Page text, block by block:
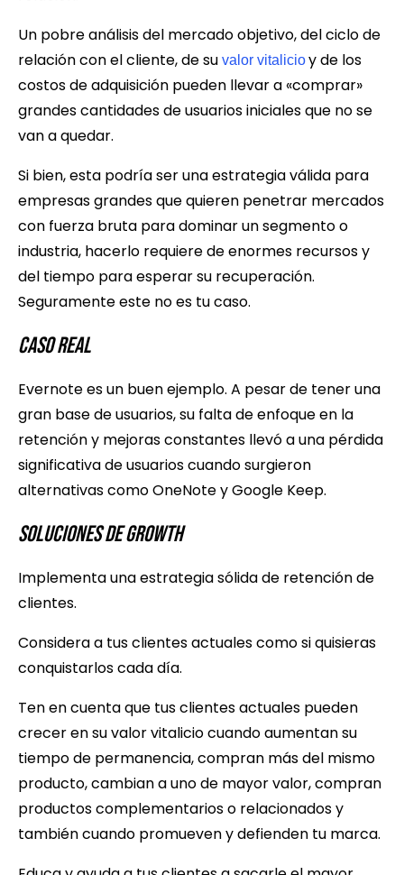
Un pobre análisis del mercado objetivo, del ciclo de
relación con el cliente, de su valor vitalicioy de los
costos de adquisición pueden llevar a «comprar»
grandes cantidades de usuarios iniciales que no se
van a quedar.
Si bien, esta podría ser una estrategia válida para
empresas grandes que quieren penetrar mercados
con fuerza bruta para dominar un segmento o
industria, hacerlo requiere de enormes recursos y
del tiempo para esperar su recuperación.
Seguramente este no es tu caso.
Caso Real
Evernote es un buen ejemplo. A pesar de tener una
gran base de usuarios, su falta de enfoque en la
retención y mejoras constantes llevó a una pérdida
significativa de usuarios cuando surgieron
alternativas como OneNote y Google Keep.
Soluciones de Growth
Implementa una estrategia sólida de retención de
clientes.
Considera a tus clientes actuales como si quisieras
conquistarlos cada día.
Ten en cuenta que tus clientes actuales pueden
crecer en su valor vitalicio cuando aumentan su
tiempo de permanencia, compran más del mismo
producto, cambian a uno de mayor valor, compran
productos complementarios o relacionados y
también cuando promueven y defienden tu marca.